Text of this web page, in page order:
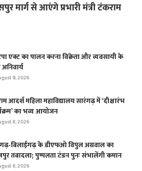
मार्ग से आएंगे प्रभारी मंत्री टंकराम
एक्ट का पालन करना विक्रेता और व्यवसायी के
9, 2026
आदर्श महिला महाविद्यालय सारंगढ़ में ‘दीक्षारंभ
का भव्य आयोजन
8, 2026
बिलाईगढ़ के डीएफओ विपुल अग्रवाल का
तबादला; पुष्पलता टंडन पुनः संभालेंगी कमान
8, 2026